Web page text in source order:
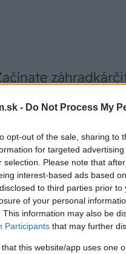
- Do Not Process My
opt-out of the sale, sharing to
for targeted
selection. Please note that
interest-based ads based
to third parties prior
of your personal
This information may also be
Participants that may further
that this website/app uses one
záhradkárstvo je
tomu, že ušetríte
ale aj kvôli
v prírode a so živými
a odmení vás.
ešte nemáte skúsenosti?
Zavarská -9. februára 2019
ovocie?